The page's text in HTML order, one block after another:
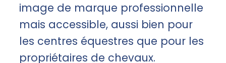
image de marque professionnelle
mais accessible, aussi bien pour
les centres équestres que pour les
propriétaires de chevaux.